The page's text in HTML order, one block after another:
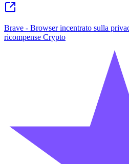
Brave - Browser incentrato sulla
ricompense Crypto